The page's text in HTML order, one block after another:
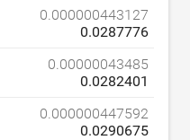
0.000000443127
0.0287776
0.00000043485
0.0282401
0.000000447592
0.0290675